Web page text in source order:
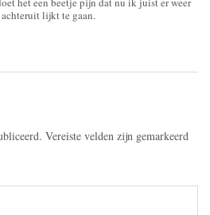
lijkt te gaan.
Vereiste velden zijn gemarkeerd